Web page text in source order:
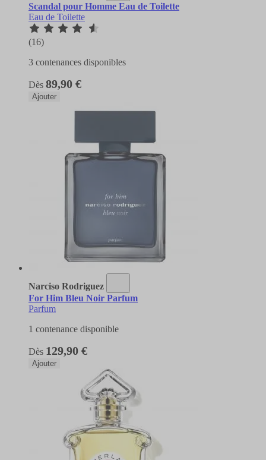
Scandal pour Homme Eau de Toilette
Eau de Toilette
(16)
3 contenances disponibles
Dès 89,90 €
Ajouter
Narciso Rodriguez
For Him Bleu Noir Parfum
Parfum
1 contenance disponible
Dès 129,90 €
Ajouter